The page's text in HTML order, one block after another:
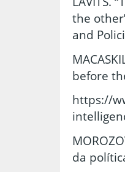
the
and
before
https://
da